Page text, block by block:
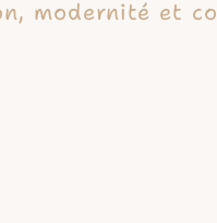
modernité et